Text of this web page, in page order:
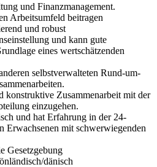
und Finanzmanagement.
Arbeitsumfeld beitragen
und robust
und kann gute
eines wertschätzenden
selbstverwalteten Rund-um-
konstruktive Zusammenarbeit mit der
einzugehen.
und hat Erfahrung in der 24-
Erwachsenen mit schwerwiegenden
Gesetzgebung
dänisch